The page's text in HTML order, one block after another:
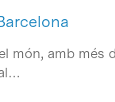
món, amb més